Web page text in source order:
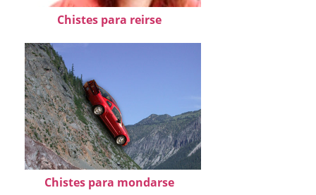
Chistes para reirse
Chistes para mondarse